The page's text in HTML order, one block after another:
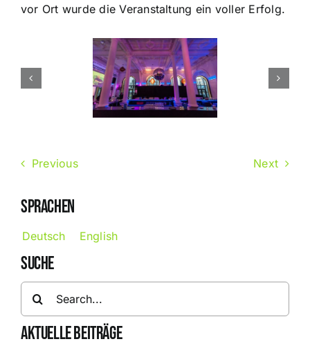
vor Ort wurde die Veranstaltung ein voller Erfolg.
Previous Next
SPRACHEN
Deutsch English
SUCHE
AKTUELLE BEITRÄGE